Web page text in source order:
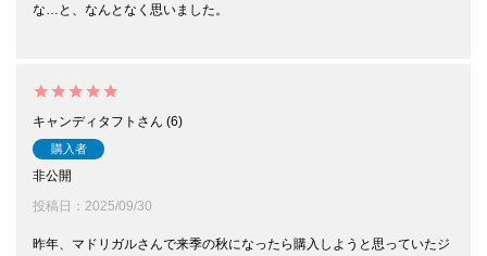
な…と、なんとなく思いました。
キャンディタフト 6
購入者
非公開
投稿日
2025/09/30
昨年、マドリガルさんで来季の秋になったら購入しようと思っていたジ